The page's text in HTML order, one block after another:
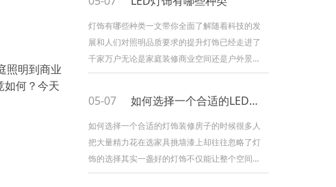
照明到商业
如何？今天
灯饰有哪些种类一文带你全面了解随着科技的发
展和人们对照明品质要求的提升灯饰已经走进了
千家万户无论是家庭装修商业空间还是户外景观
灯饰都扮演着不可或缺的角色那么灯饰到底有哪
灯和射灯筒灯和射灯是家庭装修中最常见的灯饰
类型筒灯一般嵌入天花板光线柔和均匀适合用于
客厅走廊等空间的基础照明射灯则具有更强的聚
光效果常用于重点照明比如照射挂画装饰品等很
多消费者在选购时会优先
05-07 如何选择一个合适的LED灯饰
如何选择一个合适的灯饰装修房子的时候很多人
把大量精力花在选家具挑墙漆上却往往忽略了灯
饰的选择其实一盏好的灯饰不仅能让整个空间的
氛围感拉满还直接关系到家人的用眼健康那么到